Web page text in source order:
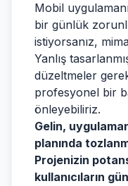
Mobil
bir günlük
istiyorsanız,
Yanlış
düzeltmeler
profesyonel bir
önleyebiliriz.
Gelin,
planında
Projenizin
kullanıcıların